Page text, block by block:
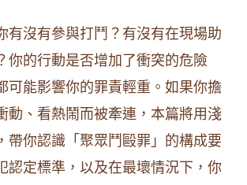
有沒有參與打鬥？有沒有在現場助
你的行動是否增加了衝突的危險
可能影響你的罪責輕重。如果你擔
動、看熱鬧而被牽連，本篇將用淺
帶你認識「聚眾鬥毆罪」的構成要
認定標準，以及在最壞情況下，你